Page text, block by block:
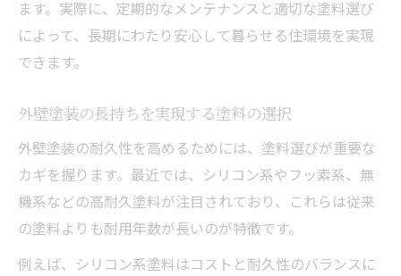
ます。実際に、定期的なメンテナンスと適切な塗料選び
によって、長期にわたり安心して暮らせる住環境を実現
できます。
外壁塗装の長持ちを実現する塗料の選択
外壁塗装の耐久性を高めるためには、塗料選びが重要な
カギを握ります。最近では、シリコン系やフッ素系、無
機系などの高耐久塗料が注目されており、これらは従来
の塗料よりも耐用年数が長いのが特徴です。
例えば、シリコン系塗料はコストと耐久性のバランスに